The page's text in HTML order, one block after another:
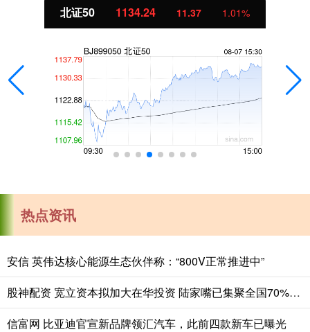
北证50 1134.24 11.37 1.01%
热点资讯
安信 英伟达核心能源生态伙伴称：“800V正常推进中”
股神配资 宽立资本拟加大在华投资 陆家嘴已集聚全国70%的外资资管机构
信富网 比亚迪官宣新品牌领汇汽车，此前四款新车已曝光